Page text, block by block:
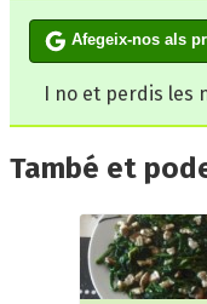
Afegeix-nos als
I no et perdis les
També et